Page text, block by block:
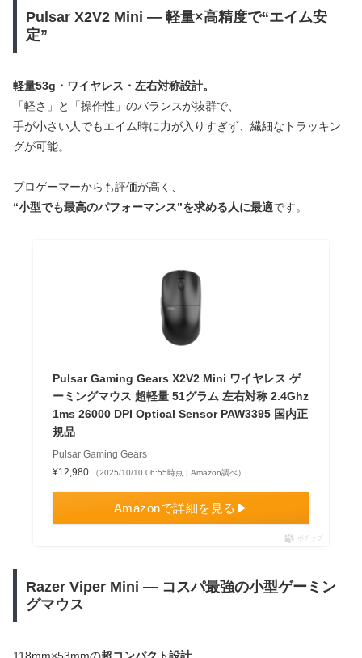
Pulsar X2V2 Mini — 軽量×高精度で“エイム安
定”
軽量53g・ワイヤレス・左右対称設計。
「軽さ」と「操作性」のバランスが抜群で、
手が小さい人でもエイム時に力が入りすぎず、繊細なトラッキン
グが可能。
プロゲーマーからも評価が高く、
“小型でも最高のパフォーマンス”を求める人に最適です。
Pulsar Gaming Gears X2V2 Mini ワイヤレス ゲ
ーミングマウス 超軽量 51グラム 左右対称 2.4Ghz
1ms 26000 DPI Optical Sensor PAW3395 国内正
規品
Pulsar Gaming Gears
¥12,980
（2025/10/10 06:55時点 | Amazon調べ）
Amazonで詳細を見る▶
ポチップ
Razer Viper Mini — コスパ最強の小型ゲーミン
グマウス
118mm×53mmの超コンパクト設計